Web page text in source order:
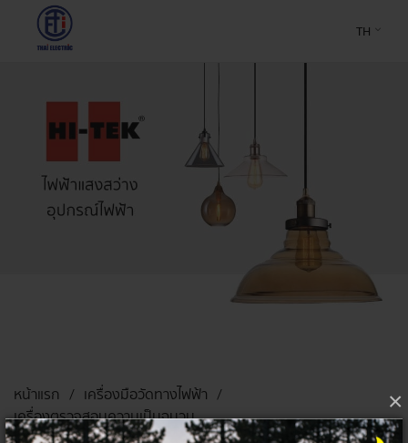
×
TH
หน้าแรก
เครื่องมือวัดทางไฟฟ้า
เครื่องตรวจสอบความเป็นฉนวน